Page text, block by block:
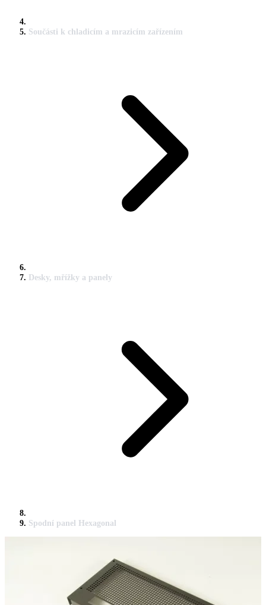
Součásti k chladicím a mrazicím zařízením
Desky, mřížky a panely
Spodní panel Hexagonal